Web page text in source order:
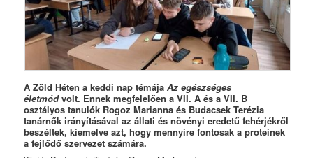
A Zöld Héten a keddi nap témájaAz egészséges
életmódvolt. Ennek megfelelően a VII. A és a VII. B
osztályos tanulók Rogoz Marianna és Budacsek Terézia
tanárnők irányításával az állati és növényi eredetű fehérjékről
beszéltek, kiemelve azt, hogy mennyire fontosak a proteinek
a fejlődő szervezet számára.